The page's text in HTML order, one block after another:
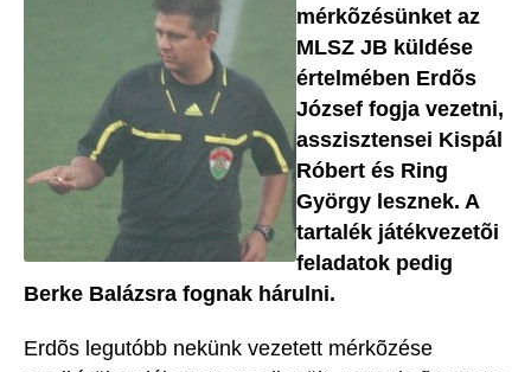
mérkõzésünket az
MLSZ JB küldése
értelmében Erdõs
József fogja vezetni,
asszisztensei Kispál
Róbert és Ring
György lesznek. A
tartalék játékvezetõi
feladatok pedig
Berke Balázsra fognak hárulni.
Erdõs legutóbb nekünk vezetett mérkõzése